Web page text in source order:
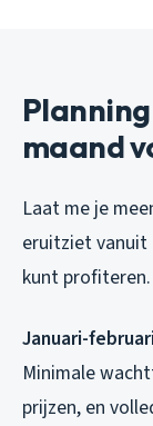
maand
Laat me je
eruitziet
kunt profiteren.
Januari-
Minimale
prijzen, en